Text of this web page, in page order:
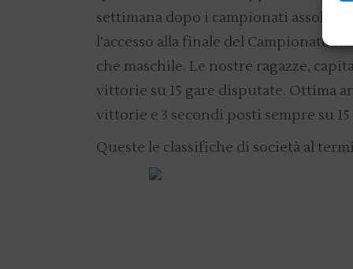
settimana dopo i campionati
l’accesso alla finale del Campionato
che maschile. Le nostre ragazze,
vittorie su 15 gare disputate. Ottima
vittorie e 3 secondi posti sempre su
Queste le classifiche di società al